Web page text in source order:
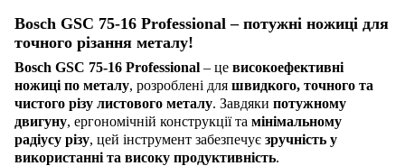
Bosch GSC 75-16 Professional – потужні ножиці для
точного різання металу!
Bosch GSC 75-16 Professional – це високоефективні
ножиці по металу, розроблені для швидкого, точного та
чистого різу листового металу. Завдяки потужному
двигуну, ергономічній конструкції та мінімальному
радіусу різу, цей інструмент забезпечує зручність у
використанні та високу продуктивність.